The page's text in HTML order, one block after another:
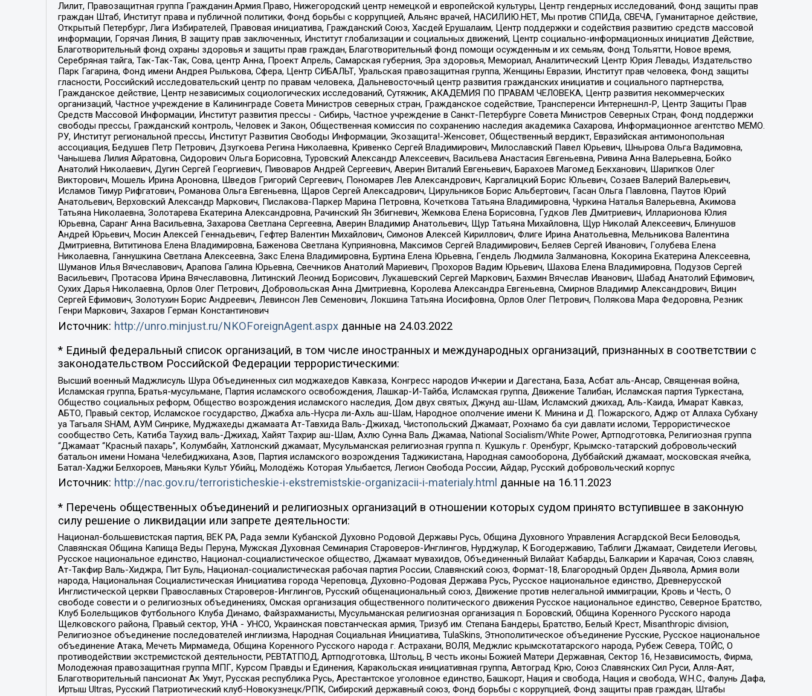
Лилит, Правозащитная группа Гражданин.Армия.Право, Нижегородский центр немецкой и европейской культуры, Центр гендерных исследований, Фонд защиты прав
граждан Штаб, Институт права и публичной политики, Фонд борьбы с коррупцией, Альянс врачей, НАСИЛИЮ.НЕТ, Мы против СПИДа, СВЕЧА, Гуманитарное действие,
Открытый Петербург, Лига Избирателей, Правовая инициатива, Гражданский Союз, Хасдей Ерушалаим, Центр поддержки и содействия развитию средств массовой
информации, Горячая Линия, В защиту прав заключенных, Институт глобализации и социальных движений, Центр социально-информационных инициатив Действие,
Благотворительный фонд охраны здоровья и защиты прав граждан, Благотворительный фонд помощи осужденным и их семьям, Фонд Тольятти, Новое время,
Серебряная тайга, Так-Так-Так, Сова, центр Анна, Проект Апрель, Самарская губерния, Эра здоровья, Мемориал, Аналитический Центр Юрия Левады, Издательство
Парк Гагарина, Фонд имени Андрея Рылькова, Сфера, Центр СИБАЛЬТ, Уральская правозащитная группа, Женщины Евразии, Институт прав человека, Фонд защиты
гласности, Российский исследовательский центр по правам человека, Дальневосточный центр развития гражданских инициатив и социального партнерства,
Гражданское действие, Центр независимых социологических исследований, Сутяжник, АКАДЕМИЯ ПО ПРАВАМ ЧЕЛОВЕКА, Центр развития некоммерческих
организаций, Частное учреждение в Калининграде Совета Министров северных стран, Гражданское содействие, Трансперенси Интернешнл-Р, Центр Защиты Прав
Средств Массовой Информации, Институт развития прессы - Сибирь, Частное учреждение в Санкт-Петербурге Совета Министров Северных Стран, Фонд поддержки
свободы прессы, Гражданский контроль, Человек и Закон, Общественная комиссия по сохранению наследия академика Сахарова, Информационное агентство МЕМО.
РУ, Институт региональной прессы, Институт Развития Свободы Информации, Экозащита!-Женсовет, Общественный вердикт, Евразийская антимонопольная
ассоциация, Бедушев Петр Петрович, Дзугкоева Регина Николаевна, Кривенко Сергей Владимирович, Милославский Павел Юрьевич, Шнырова Ольга Вадимовна,
Чанышева Лилия Айратовна, Сидорович Ольга Борисовна, Туровский Александр Алексеевич, Васильева Анастасия Евгеньевна, Ривина Анна Валерьевна, Бойко
Анатолий Николаевич, Дугин Сергей Георгиевич, Пивоваров Андрей Сергеевич, Аверин Виталий Евгеньевич, Барахоев Магомед Бекханович, Шарипков Олег
Викторович, Мошель Ирина Ароновна, Шведов Григорий Сергеевич, Пономарев Лев Александрович, Каргалицкий Борис Юльевич, Созаев Валерий Валерьевич,
Исламов Тимур Рифгатович, Романова Ольга Евгеньевна, Щаров Сергей Алексадрович, Цирульников Борис Альбертович, Гасан Ольга Павловна, Паутов Юрий
Анатольевич, Верховский Александр Маркович, Пислакова-Паркер Марина Петровна, Кочеткова Татьяна Владимировна, Чуркина Наталья Валерьевна, Акимова
Татьяна Николаевна, Золотарева Екатерина Александровна, Рачинский Ян Збигневич, Жемкова Елена Борисовна, Гудков Лев Дмитриевич, Илларионова Юлия
Юрьевна, Саранг Анна Васильевна, Захарова Светлана Сергеевна, Аверин Владимир Анатольевич, Щур Татьяна Михайловна, Щур Николай Алексеевич, Блинушов
Андрей Юрьевич, Мосин Алексей Геннадьевич, Гефтер Валентин Михайлович, Симонов Алексей Кириллович, Флиге Ирина Анатольевна, Мельникова Валентина
Дмитриевна, Вититинова Елена Владимировна, Баженова Светлана Куприяновна, Максимов Сергей Владимирович, Беляев Сергей Иванович, Голубева Елена
Николаевна, Ганнушкина Светлана Алексеевна, Закс Елена Владимировна, Буртина Елена Юрьевна, Гендель Людмила Залмановна, Кокорина Екатерина Алексеевна,
Шуманов Илья Вячеславович, Арапова Галина Юрьевна, Свечников Анатолий Мариевич, Прохоров Вадим Юрьевич, Шахова Елена Владимировна, Подузов Сергей
Васильевич, Протасова Ирина Вячеславовна, Литинский Леонид Борисович, Лукашевский Сергей Маркович, Бахмин Вячеслав Иванович, Шабад Анатолий Ефимович,
Сухих Дарья Николаевна, Орлов Олег Петрович, Добровольская Анна Дмитриевна, Королева Александра Евгеньевна, Смирнов Владимир Александрович, Вицин
Сергей Ефимович, Золотухин Борис Андреевич, Левинсон Лев Семенович, Локшина Татьяна Иосифовна, Орлов Олег Петрович, Полякова Мара Федоровна, Резник
Генри Маркович, Захаров Герман Константинович
Источник: http://unro.minjust.ru/NKOForeignAgent.aspxданные на 24.03.2022
* Единый федеральный список организаций, в том числе иностранных и международных организаций, признанных в соответствии с
законодательством Российской Федерации террористическими:
Высший военный Маджлисуль Шура Объединенных сил моджахедов Кавказа, Конгресс народов Ичкерии и Дагестана, База, Асбат аль-Ансар, Священная война,
Исламская группа, Братья-мусульмане, Партия исламского освобождения, Лашкар-И-Тайба, Исламская группа, Движение Талибан, Исламская партия Туркестана,
Общество социальных реформ, Общество возрождения исламского наследия, Дом двух святых, Джунд аш-Шам, Исламский джихад, Аль-Каида, Имарат Кавказ,
АБТО, Правый сектор, Исламское государство, Джабха аль-Нусра ли-Ахль аш-Шам, Народное ополчение имени К. Минина и Д. Пожарского, Аджр от Аллаха Субхану
уа Тагьаля SHAM, АУМ Синрике, Муджахеды джамаата Ат-Тавхида Валь-Джихад, Чистопольский Джамаат, Рохнамо ба суи давлати исломи, Террористическое
сообщество Сеть, Катиба Таухид валь-Джихад, Хайят Тахрир аш-Шам, Ахлю Сунна Валь Джамаа, National Socialism/White Power, Артподготовка, Религиозная группа
“Джамаат “Красный пахарь”, Колумбайн, Хатлонский джамаат, Мусульманская религиозная группа п. Кушкуль г. Оренбург, Крымско-татарский добровольческий
батальон имени Номана Челебиджихана, Азов, Партия исламского возрождения Таджикистана, Народная самооборона, Дуббайский джамаат, московская ячейка,
Батал-Хаджи Белхороев, Маньяки Культ Убийц, Молодёжь Которая Улыбается, Легион Свобода России, Айдар, Русский добровольческий корпус
Источник: http://nac.gov.ru/terroristicheskie-i-ekstremistskie-organizacii-i-materialy.html данные на 16.11.2023
* Перечень общественных объединений и религиозных организаций в отношении которых судом принято вступившее в законную
силу решение о ликвидации или запрете деятельности:
Национал-большевистская партия, ВЕК РА, Рада земли Кубанской Духовно Родовой Державы Русь, Община Духовного Управления Асгардской Веси Беловодья,
Славянская Община Капища Веды Перуна, Мужская Духовная Семинария Староверов-Инглингов, Нурджулар, К Богодержавию, Таблиги Джамаат, Свидетели Иеговы,
Русское национальное единство, Национал-социалистическое общество, Джамаат мувахидов, Объединенный Вилайат Кабарды, Балкарии и Карачая, Союз славян,
Ат-Такфир Валь-Хиджра, Пит Буль, Национал-социалистическая рабочая партия России, Славянский союз, Формат-18, Благородный Орден Дьявола, Армия воли
народа, Национальная Социалистическая Инициатива города Череповца, Духовно-Родовая Держава Русь, Русское национальное единство, Древнерусской
Инглистической церкви Православных Староверов-Инглингов, Русский общенациональный союз, Движение против нелегальной иммиграции, Кровь и Честь, О
свободе совести и о религиозных объединениях, Омская организация общественного политического движения Русское национальное единство, Северное Братство,
Клуб Болельщиков Футбольного Клуба Динамо, Файзрахманисты, Мусульманская религиозная организация п. Боровский, Община Коренного Русского народа
Щелковского района, Правый сектор, УНА - УНСО, Украинская повстанческая армия, Тризуб им. Степана Бандеры, Братство, Белый Крест, Misanthropic division,
Религиозное объединение последователей инглиизма, Народная Социальная Инициатива, TulaSkins, Этнополитическое объединение Русские, Русское национальное
объединение Атака, Мечеть Мирмамеда, Община Коренного Русского народа г. Астрахани, ВОЛЯ, Меджлис крымскотатарского народа, Рубеж Севера, ТОЙС, О
противодействии экстремистской деятельности, РЕВТАТПОД, Артподготовка, Штольц, В честь иконы Божией Матери Державная, Сектор 16, Независимость, Фирма,
Молодежная правозащитная группа МПГ, Курсом Правды и Единения, Каракольская инициативная группа, Автоград Крю, Союз Славянских Сил Руси, Алля-Аят,
Благотворительный пансионат Ак Умут, Русская республика Русь, Арестантское уголовное единство, Башкорт, Нация и свобода, Нация и свобода, W.H.С., Фалунь Дафа,
Иртыш Ultras, Русский Патриотический клуб-Новокузнецк/РПК, Сибирский державный союз, Фонд борьбы с коррупцией, Фонд защиты прав граждан, Штабы